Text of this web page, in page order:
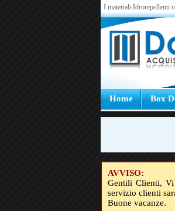
I materiali Idrorepellenti
Home Box
AVVISO:
Gentili Clienti, Vi
servizio clienti
Buone vacanze.